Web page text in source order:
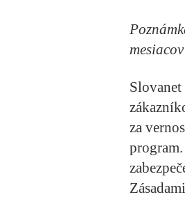
za